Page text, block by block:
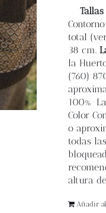
Tallas
total
38 cm.
la
(760)
100%
Color
o
todas
altura
Añadir